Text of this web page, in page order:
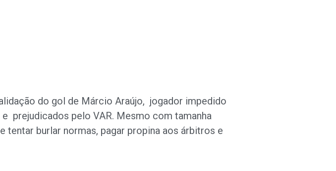
do gol de Márcio Araújo, jogador impedido
prejudicados pelo VAR. Mesmo com tamanha
burlar normas, pagar propina aos árbitros e